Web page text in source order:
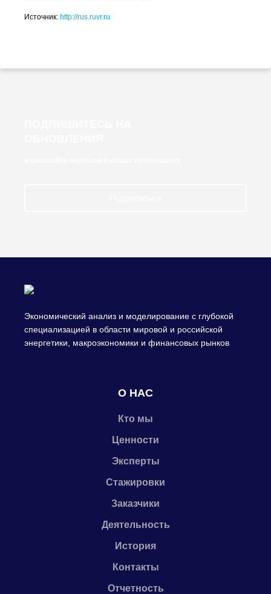
Источник: http://rus.ruvr.ru
Экономический анализ и моделирование с глубокой
специализацией в области мировой и российской
энергетики, макроэкономики и финансовых рынков
О НАС
Кто мы
Ценности
Эксперты
Стажировки
Заказчики
Деятельность
История
Контакты
Отчетность